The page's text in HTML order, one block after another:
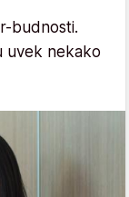
budnosti.
uvek nekako